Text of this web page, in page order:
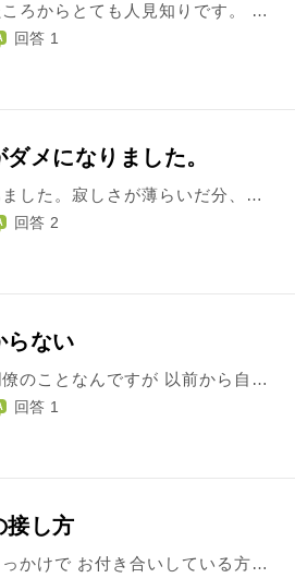
わたしは、物心ついたころからとても人見知りです。 小学生の頃は、発表会など、クラスのみんなの前で話すことが恥ずかしすぎて泣いたこともあります。 お店のレジすら、中学の頃まで苦手で行きにくかったほどです。 しかし、高校の頃まではなんだかんだで友達やクラスメイトの誰かがお世話を焼いてくれて、今思えばとても恵まれていたので積極的に人見知りを直そうとはしませんでした。 更に受験に失敗して二年以上ニートしたせいで会話力が落ち、今、働き始めてとても苦労しています。 会社の人たちの雑談に入っていけないのです。 入れていただいた会社は、お昼はみんなで一緒に食べるのが方針で、みんなでワイワイ食べるのですが、入って二週間、わたしは未だにその会話に自分から入っていけません。 大縄跳びのように、入るタイミングが全く掴めない上、話も興味のないものが多く、何より新人がいきなり会話に入ったら盛り上がりを下げてしまうかもしれないと思ってしまって口が開きません。 話しかけてもらえても、口下手がすぎてコミュ障丸出しの話し方をしてしまい、話を膨らませることができません。 元々自分に自信がなかったわたしですが、中学の頃にちょっとしたいじめにあい、更に大学受験失敗からのニートで自尊心が地に落ちているせいで、わたしなんかが話しかけたら迷惑だよね、などの、わたしなんか、という思いが先行してしまいます。 どうしたら、自分に少しでも自信が持てますか？
回答 1
メになりました。
独り暮らしが一年経ちました。寂しさが薄らいだ分、人とかかわるのがダメになりました。外に出るのも、単独の仕事とコンビニに買い物に行くときだけです。ほとんど引きこもり状態です。時間が解決してくれ るのを待っていてもダメですよね！
回答 2
らない
職場で仲良くなった同僚のことなんですが 以前から自己中的なところがあると思うっていたのですが、プライベートでも途中からスマホをいじりだし話半分で、正直私と話すのがつまらないのかと思いました 私が相談事が会っても自由の意見を言うだけでふーと聞き流されたり、自分のことになると 下手なことを言うと怒る事もあり、私が言うこたは否定的でコロコロと変わります 私もどう、対しよしていいか悩んでしまいます その人は思った事をズバズハ言うてしまうんですが相手に事はお構い無しと言うようにも取れます どうすればいいですか？
回答 1
接し方
先日、とあることがきっかけで お付き合いしている方と距離を置くことになりました。 私がﾃﾞｰﾄで、失敗してしまった時 彼女はへこむ私をフォローしてくれていたのに 自分のことで頭がいっぱいで それに気づくことができませんでした。 他にも、彼女が私に対して どこか合わないと感じるところもあったようで 結果、距離を置くという結論に至りました。 約2週間ほど経つのですが 物理的に距離は置いたのですが、連絡は依然毎日取り合っております 連絡と言っても 相手は私に対して無関心なようで こちらから何か問いかけても 「うん」や「はい」と言った まったく会話のキャッチボールが成り立たない状況です。 一度はこちらから、連絡もやめようと提案したのですが 相手から却下されました。 相手に「なぜ連絡は取り続けるのか」 と尋ねたところ 「特に理由はない。」 とのことでした。 まったく自分勝手な気持ちではありますが 連絡をとる以上は 何かしらのﾘｱｸｼｮﾝが欲しいものです。 そうした欲が出てくるたびに 相手に対しての苛立ちが隠せなくなります。 心無い言葉をかけてしまいそうになるのを 必死にこらえる毎日です。 こうした、自分に対して無関心な相手と 連絡を取り続けることは 果たして互いのためになるのでしょうか？ また、このような相手に対して どのような心構えで接すればよいのでしょうか？